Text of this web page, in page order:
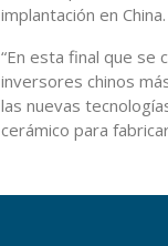
implantación en China.
“En esta final que
inversores chinos
las nuevas
cerámico para